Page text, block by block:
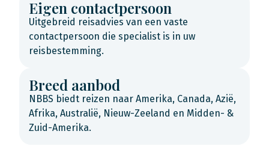
Eigen contactpersoon
Uitgebreid reisadvies van een vaste
contactpersoon die specialist is in uw
reisbestemming.
Breed aanbod
NBBS biedt reizen naar Amerika, Canada, Azië,
Afrika, Australië, Nieuw-Zeeland en Midden- &
Zuid-Amerika.